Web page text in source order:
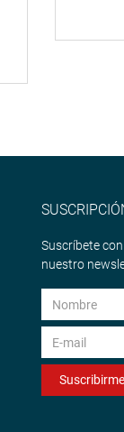
Suscríbete
nuestro
Suscribirme